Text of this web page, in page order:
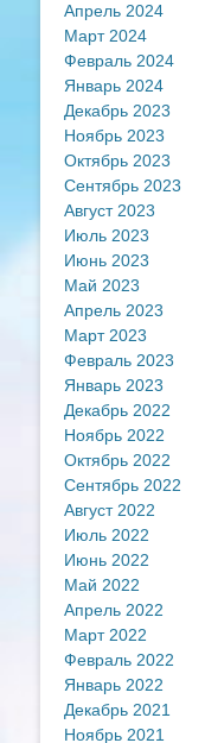
Апрель 2024
Март 2024
Февраль 2024
Январь 2024
Декабрь 2023
Ноябрь 2023
Октябрь 2023
Сентябрь 2023
Август 2023
Июль 2023
Июнь 2023
Май 2023
Апрель 2023
Март 2023
Февраль 2023
Январь 2023
Декабрь 2022
Ноябрь 2022
Октябрь 2022
Сентябрь 2022
Август 2022
Июль 2022
Июнь 2022
Май 2022
Апрель 2022
Март 2022
Февраль 2022
Январь 2022
Декабрь 2021
Ноябрь 2021